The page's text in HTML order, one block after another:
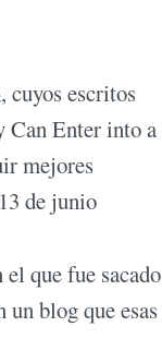
cuyos escritos
Enter into a
mejores
de junio
que fue sacado
blog que esas